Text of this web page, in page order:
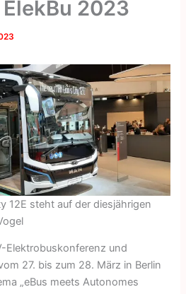
2023
12E steht auf der diesjährigen
Elektrobuskonferenz und
27. bis zum 28. März in Berlin
„eBus meets Autonomes